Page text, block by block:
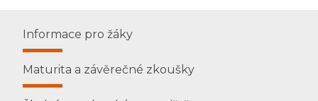
Informace pro žáky
Maturita a závěrečné zkoušky